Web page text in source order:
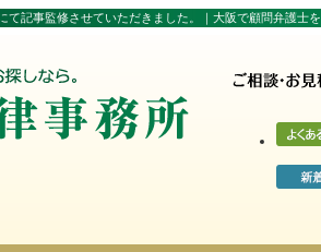
て記事監修させていただきました。｜大阪で顧問弁護